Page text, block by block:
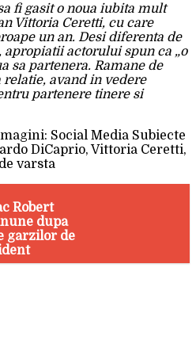
fi gasit o noua iubita mult
Vittoria Ceretti, cu care
un an. Desi diferenta de
apropiatii actorului spun ca „o
sa partenera. Ramane de
relatie, avand in vedere
partenere tinere si
Social Media Subiecte
DiCaprio, Vittoria Ceretti,
varsta
Robert
dupa
garzilor de